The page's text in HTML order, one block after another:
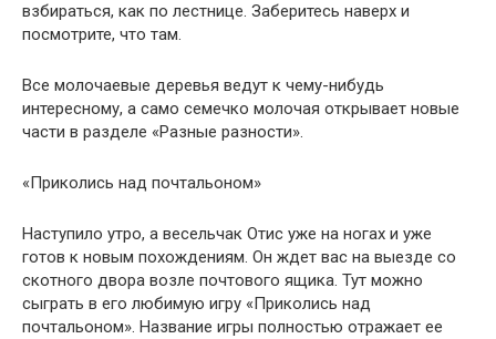
взбираться, как по лестнице. Заберитесь наверх и
посмотрите, что там.
Все молочаевые деревья ведут к чему-нибудь
интересному, а само семечко молочая открывает новые
части в разделе «Разные разности».
«Приколись над почтальоном»
Наступило утро, а весельчак Отис уже на ногах и уже
готов к новым похождениям. Он ждет вас на выезде со
скотного двора возле почтового ящика. Тут можно
сыграть в его любимую игру «Приколись над
почтальоном». Название игры полностью отражает ее